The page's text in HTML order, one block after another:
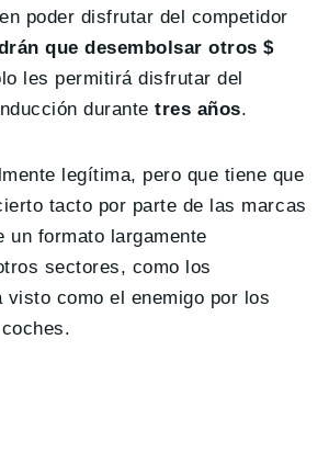
poder disfrutar del competidor
que desembolsar otros $
les permitirá disfrutar del
durante tres años.
legítima, pero que tiene que
tacto por parte de las marcas
un formato largamente
sectores, como los
visto como el enemigo por los